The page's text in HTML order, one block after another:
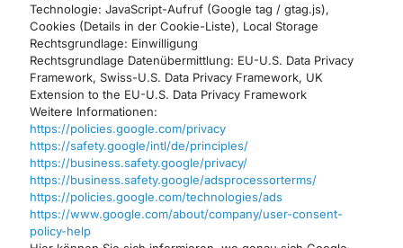
Technologie: JavaScript-Aufruf (Google tag / gtag.js),
Cookies (Details in der Cookie-Liste), Local Storage
Rechtsgrundlage: Einwilligung
Rechtsgrundlage Datenübermittlung: EU-U.S. Data Privacy
Framework, Swiss-U.S. Data Privacy Framework, UK
Extension to the EU-U.S. Data Privacy Framework
Weitere Informationen:
https://policies.google.com/privacy
https://safety.google/intl/de/principles/
https://business.safety.google/privacy/
https://business.safety.google/adsprocessorterms/
https://policies.google.com/technologies/ads
https://www.google.com/about/company/user-consent-
policy-help